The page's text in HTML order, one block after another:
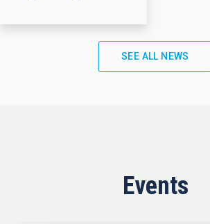
SEE ALL NEWS
Events